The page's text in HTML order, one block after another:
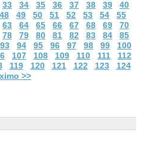
33 34 35 36 37 38 39
40
48 49 50 51 52 53 54
55
63 64 65 66 67 68 69
70
78 79 80 81 82 83 84
85
93 94 95 96 97 98 99
100
107 108 109 110 111
112
119 120 121 122 123
124
>>